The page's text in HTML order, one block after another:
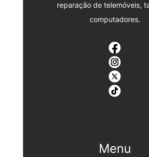
reparação de telemóveis,
computadores.
Menu